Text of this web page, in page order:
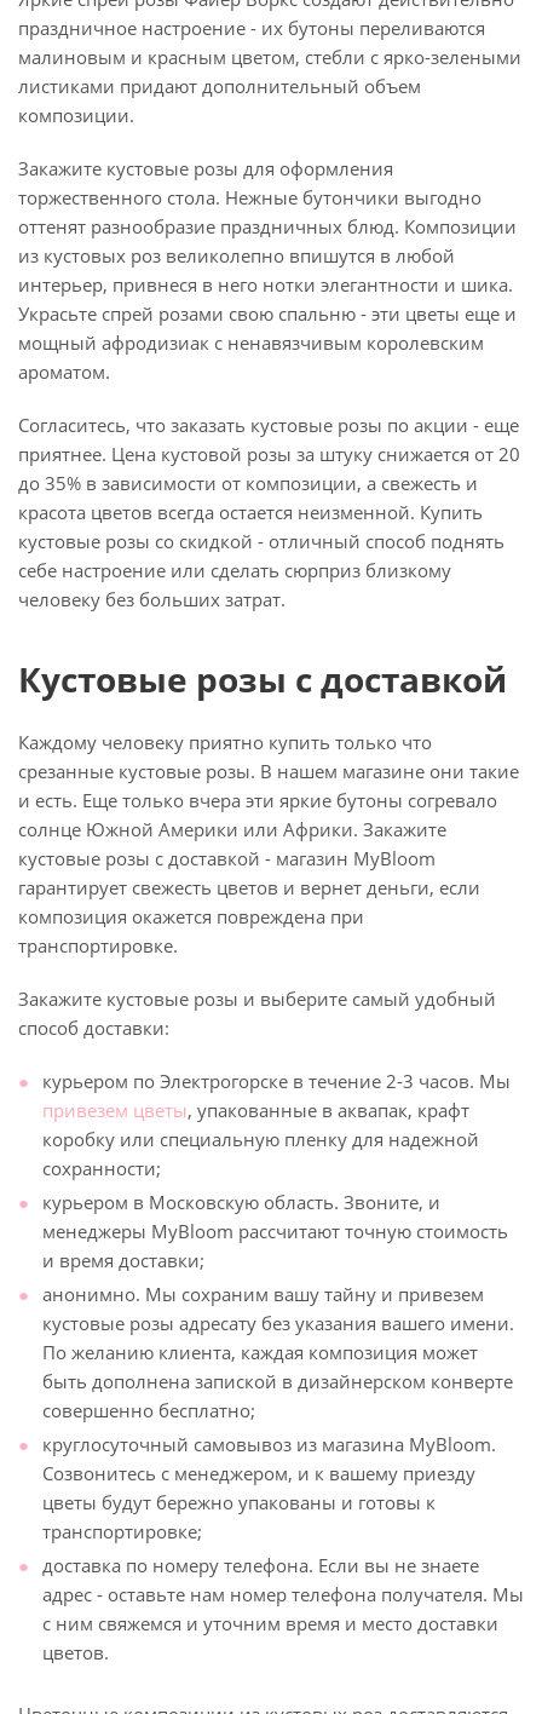
праздничное настроение - их бутоны переливаются
малиновым и красным цветом, стебли с ярко-зелеными
листиками придают дополнительный объем
композиции.
Закажите кустовые розы для оформления
торжественного стола. Нежные бутончики выгодно
оттенят разнообразие праздничных блюд. Композиции
из кустовых роз великолепно впишутся в любой
интерьер, привнеся в него нотки элегантности и шика.
Украсьте спрей розами свою спальню - эти цветы еще и
мощный афродизиак с ненавязчивым королевским
ароматом.
Согласитесь, что заказать кустовые розы по акции - еще
приятнее. Цена кустовой розы за штуку снижается от 20
до 35% в зависимости от композиции, а свежесть и
красота цветов всегда остается неизменной. Купить
кустовые розы со скидкой - отличный способ поднять
себе настроение или сделать сюрприз близкому
человеку без больших затрат.
Кустовые розы с доставкой
Каждому человеку приятно купить только что
срезанные кустовые розы. В нашем магазине они такие
и есть. Еще только вчера эти яркие бутоны согревало
солнце Южной Америки или Африки. Закажите
кустовые розы с доставкой - магазин MyBloom
гарантирует свежесть цветов и вернет деньги, если
композиция окажется повреждена при
транспортировке.
Закажите кустовые розы и выберите самый удобный
способ доставки:
курьером по Электрогорске в течение 2-3 часов. Мы
привезем цветы, упакованные в аквапак, крафт
коробку или специальную пленку для надежной
сохранности;
курьером в Московскую область. Звоните, и
менеджеры MyBloom рассчитают точную стоимость
и время доставки;
анонимно. Мы сохраним вашу тайну и привезем
кустовые розы адресату без указания вашего имени.
По желанию клиента, каждая композиция может
быть дополнена запиской в дизайнерском конверте
совершенно бесплатно;
круглосуточный самовывоз из магазина MyBloom.
Созвонитесь с менеджером, и к вашему приезду
цветы будут бережно упакованы и готовы к
транспортировке;
доставка по номеру телефона. Если вы не знаете
адрес - оставьте нам номер телефона получателя. Мы
с ним свяжемся и уточним время и место доставки
цветов.